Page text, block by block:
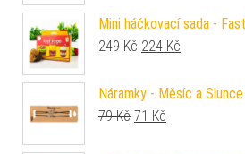
Mini háčkovací sada -
249Kč Původní cena
224 Kč
Náramky - Měsíc a
79Kč Původní cena byla:
71 Kč